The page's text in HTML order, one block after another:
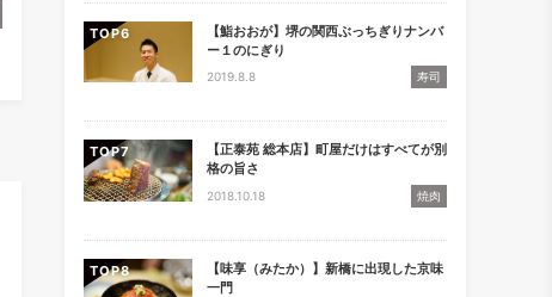
TOP
【鮨おおが】堺の関西ぶっちぎりナンバ
ー１のにぎり
2019.8.8 寿司
TOP
【正泰苑 総本店】町屋だけはすべてが別
格の旨さ
2018.10.18 焼肉
TOP
【味享（みたか）】新橋に出現した京味
一門